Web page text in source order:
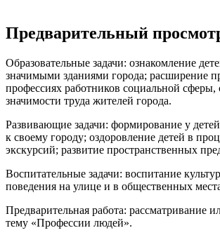
Предварительный
Образовательные задачи: ознакомление
значимыми зданиями города; расширение
профессиях работников социальной
значимости труда жителей города.
Развивающие задачи: формирование у
к своему городу; оздоровление детей в
экскурсий; развитие пространственных
Воспитательные задачи: воспитание
поведения на улице и в общественных
Предварительная работа: рассматривание
тему «Профессии людей».